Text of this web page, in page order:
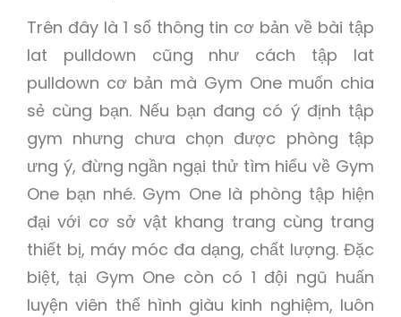
Trên đây là 1 số thông tin cơ bản về bài tập
lat pulldown cũng như cách tập lat
pulldown cơ bản mà Gym One muốn chia
sẻ cùng bạn. Nếu bạn đang có ý định tập
gym nhưng chưa chọn được phòng tập
ưng ý, đừng ngần ngại thử tìm hiểu về Gym
One bạn nhé. Gym One là phòng tập hiện
đại với cơ sở vật khang trang cùng trang
thiết bị, máy móc đa dạng, chất lượng. Đặc
biệt, tại Gym One còn có 1 đội ngũ huấn
luyện viên thể hình giàu kinh nghiệm, luôn